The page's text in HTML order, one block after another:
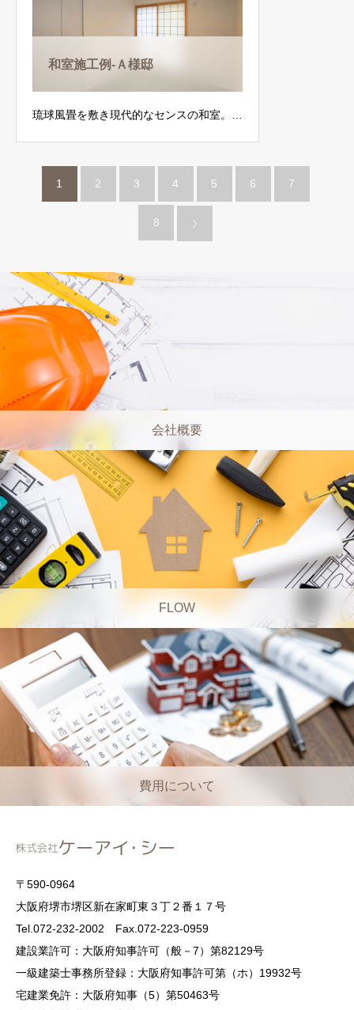
和室施工例-Ａ様邸
琉球風畳を敷き現代的なセンスの和室。…
1 2 3 4 5 6 7
8
会社概要
FLOW
費用について
〒590-0964
大阪府堺市堺区新在家町東３丁２番１７号
Tel.072-232-2002 Fax.072-223-0959
建設業許可：大阪府知事許可（般－7）第82129号
一級建築士事務所登録：大阪府知事許可第（ホ）19932号
宅建業免許：大阪府知事（5）第50463号